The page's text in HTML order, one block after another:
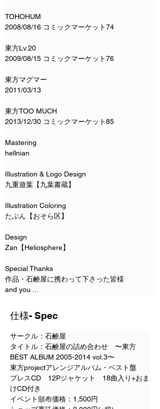
TOHOHUM
2008/08/16 コミックマーケット74
東方Lv.20
2009/08/15 コミックマーケット76
東方マグマー
2011/03/13
東方TOO MUCH
2013/12/30 コミックマーケット85
Mastering
hellnian
Illustration & Logo Design
九重遊葉【九葉書蔵】
Illustration Coloring
たぶん【おそら区】
Design
Zan【Heliosphere】
Special Thanks
作品・石鹸屋に携わって下さった皆様
and you ...
仕様- Spec
サークル：石鹸屋
タイトル：石鹸屋の詰め合わせ　〜東方
BEST ALBUM 2005-2014 vol.3〜
東方projectアレンジアルバム・ベスト盤
プレスCD　12Pジャケット　18曲入り+おま
けCD付き
イベント頒布価格：1,500円